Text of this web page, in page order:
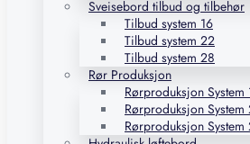
Sveisebord tilbud og tilbehør
Tilbud system 16
Tilbud system 22
Tilbud system 28
Rør Produksjon
Rørproduksjon System
Rørproduksjon System
Rørproduksjon System